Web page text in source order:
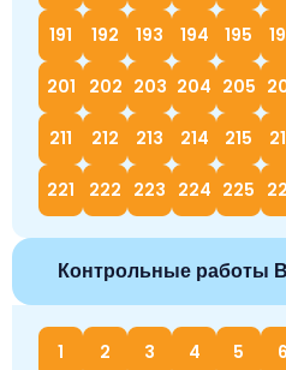
191 192 193 194 195
201 202 203 204 205
211 212 213 214 215
221 222 223 224 225
Контрольные работы
1 2 3 4 5 6